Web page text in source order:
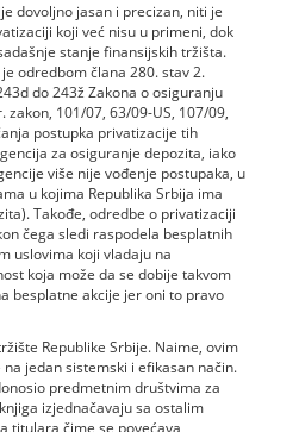
dovoljno jasan i precizan, niti je
koji već nisu u primeni, dok
stanje finansijskih tržišta.
odredbom člana 280. stav 2.
do 243ž Zakona o osiguranju
101/07, 63/09-US, 107/09,
postupka privatizacije tih
za osiguranje depozita, iako
više nije vođenje postupaka, u
u kojima Republika Srbija ima
Takođe, odredbe o privatizaciji
čega sledi raspodela besplatnih
uslovima koji vladaju na
koja može da se dobije takvom
besplatne akcije jer oni to pravo
Republike Srbije. Naime, ovim
jedan sistemski i efikasan način.
predmetnim društvima za
izjednačavaju sa ostalim